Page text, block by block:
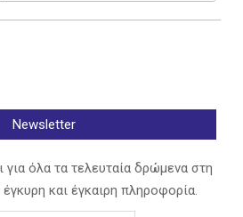
Newsletter
όλα τα τελευταία δρώμενα στη
και έγκαιρη πληροφορία.